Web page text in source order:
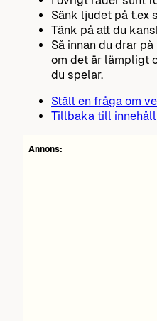
Sänk ljudet på t.ex
Tänk på att du
Så innan du drar
om det är lämpligt
du spelar.
Ställ en fråga om
Tillbaka till innehåll
Annons: